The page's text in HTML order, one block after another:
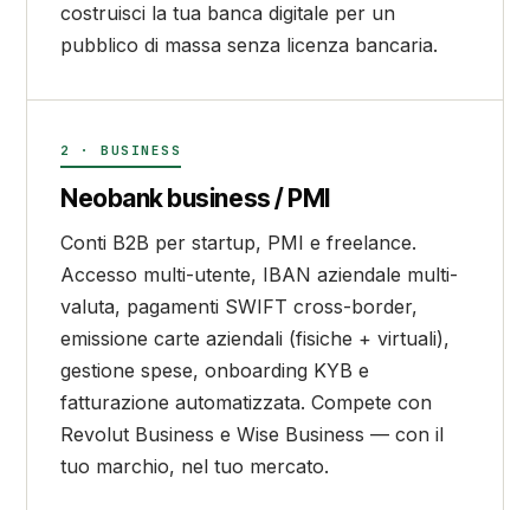
costruisci la tua banca digitale per un
pubblico di massa senza licenza bancaria.
2 · BUSINESS
Neobank business / PMI
Conti B2B per startup, PMI e freelance.
Accesso multi-utente, IBAN aziendale multi-
valuta, pagamenti SWIFT cross-border,
emissione carte aziendali (fisiche + virtuali),
gestione spese, onboarding KYB e
fatturazione automatizzata. Compete con
Revolut Business e Wise Business — con il
tuo marchio, nel tuo mercato.